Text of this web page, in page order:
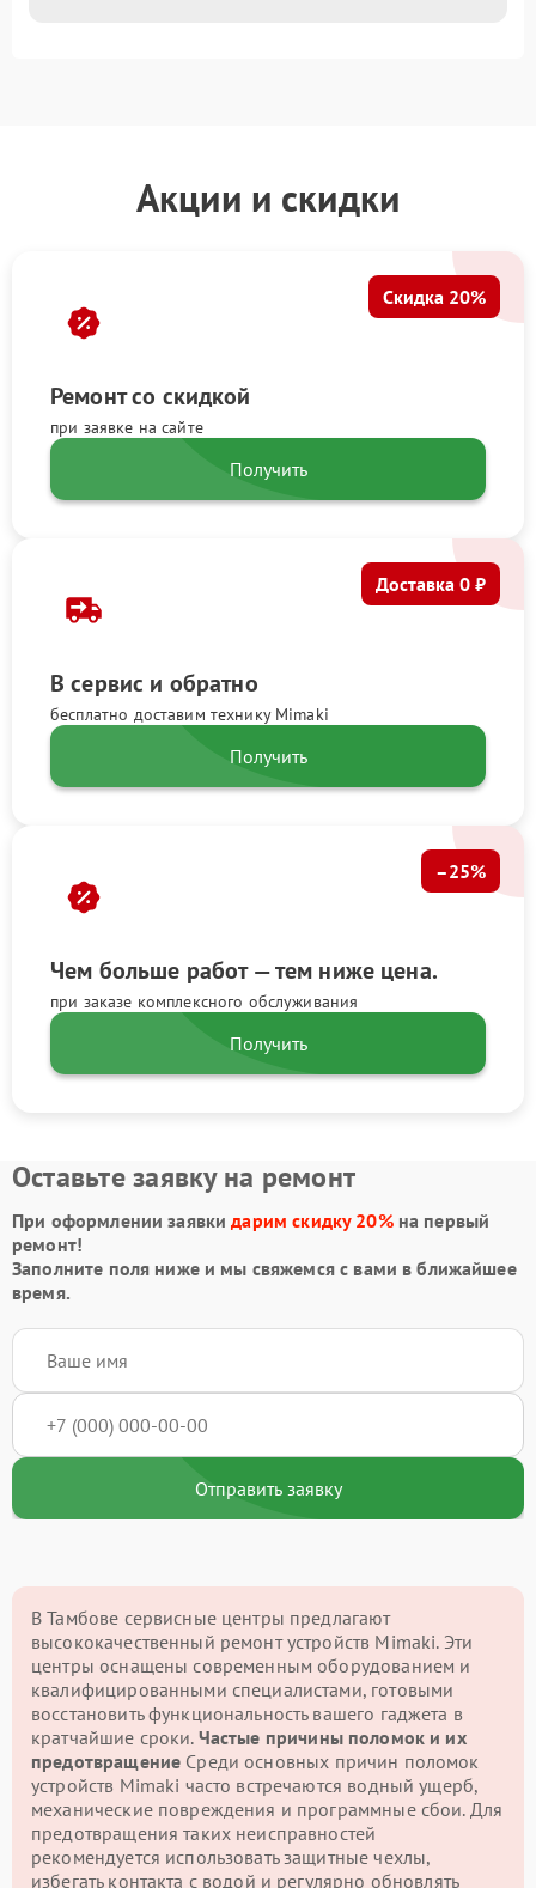
Акции и скидки
Ремонт со скидкой
при заявке на сайте
Скидка 20%
Получить
В сервис и обратно
бесплатно доставим технику Mimaki
Доставка 0 ₽
Получить
Чем больше работ — тем ниже цена.
при заказе комплексного обслуживания
–25%
Получить
Оставьте заявку на ремонт
При оформлении заявкидарим скидку 20%на первый
ремонт!
Заполните поля ниже и мы свяжемся с вами в ближайшее
время.
Отправить заявку
В Тамбове сервисные центры предлагают
высококачественный ремонт устройств Mimaki. Эти
центры оснащены современным оборудованием и
квалифицированными специалистами, готовыми
восстановить функциональность вашего гаджета в
кратчайшие сроки. Частые причины поломок и их
предотвращение Среди основных причин поломок
устройств Mimaki часто встречаются водный ущерб,
механические повреждения и программные сбои. Для
предотвращения таких неисправностей
рекомендуется использовать защитные чехлы,
избегать контакта с водой и регулярно обновлять